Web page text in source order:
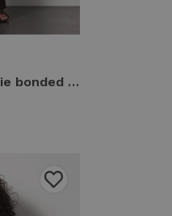
Studio Anneloes lexie bonded trousers 94801 Broek 8700 espresso